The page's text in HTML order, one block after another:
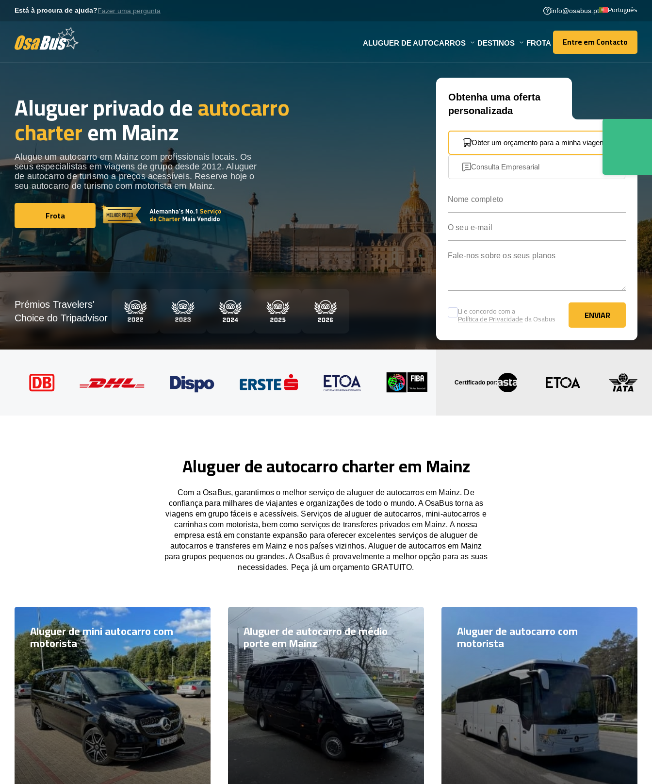
Está à procura de ajuda?Fazer uma pergunta info@osabus.pt Português
ALUGUER DE AUTOCARROS DESTINOS FROTA Entre em Contacto
Entre em Contacto
Aluguer privado deautocarro
charterem Mainz
Alugue um autocarro em Mainz com profissionais locais. Os
seus especialistas em viagens de grupo desde 2012. Aluguer
de autocarro de turismo a preços acessíveis. Reserve hoje o
seu autocarro de turismo com motorista em Mainz.
Frota
Frota
Obtenha uma oferta
personalizada
Obter um orçamento para a minha viagem
Consulta Empresarial
Li e concordo com a
Política de Privacidadeda Osabus ENVIAR
ENVIAR
Prémios Travelers'
Choice do Tripadvisor
Certificado por:
Aluguer de autocarro charter em Mainz
Com a OsaBus, garantimos o melhor serviço de aluguer de autocarros em Mainz. De
confiança para milhares de viajantes e organizações de todo o mundo. A OsaBus torna as
viagens em grupo fáceis e acessíveis. Serviços de aluguer de autocarros, mini-autocarros e
carrinhas com motorista, bem como serviços de transferes privados em Mainz. A nossa
empresa está em constante expansão para oferecer excelentes serviços de aluguer de
autocarros e transferes em Mainz e nos países vizinhos. Aluguer de autocarros em Mainz
para grupos pequenos ou grandes. A OsaBus é provavelmente a melhor opção para as suas
necessidades. Peça já um orçamento GRATUITO.
Aluguer de mini autocarro com
motorista
Aluguer de autocarro de médio
porte em Mainz
Aluguer de autocarro com
motorista